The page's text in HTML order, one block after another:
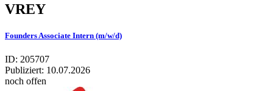
VREY
Founders Associate Intern (m/w/d)
ID: 205707
Publiziert: 10.07.2026
noch offen